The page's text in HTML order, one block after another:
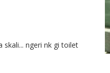
skali... ngeri nk gi toilet